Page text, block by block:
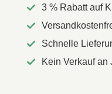
3 % Rabatt auf
Schnelle
Kein Verkauf an